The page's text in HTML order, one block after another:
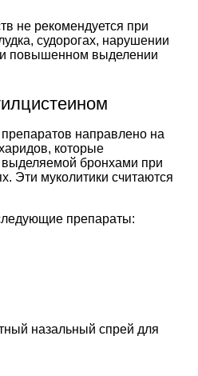
не рекомендуется при
судорогах, нарушении
повышенном выделении
направлено на
которые
выделяемой бронхами при
Эти муколитики считаются
препараты:
назальный спрей для